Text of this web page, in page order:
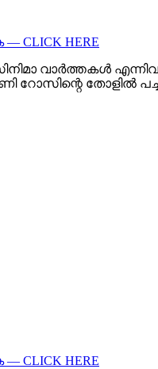
HERE
വാർത്തകൾ
തോളിൽ
HERE